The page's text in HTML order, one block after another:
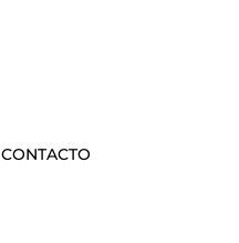
CONTACTO